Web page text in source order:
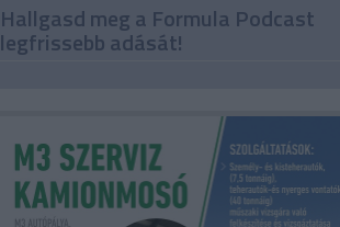
Hallgasd meg a Formula Podcast
legfrissebb adását!